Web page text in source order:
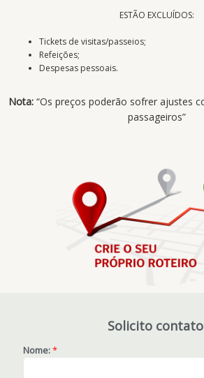
ESTÃO EXCLUÍDOS:
Tickets de visitas/passeios;
Refeições;
Despesas pessoais.
Nota:“Os preços poderão sofrer ajustes
passageiros”
Solicito
Nome:*